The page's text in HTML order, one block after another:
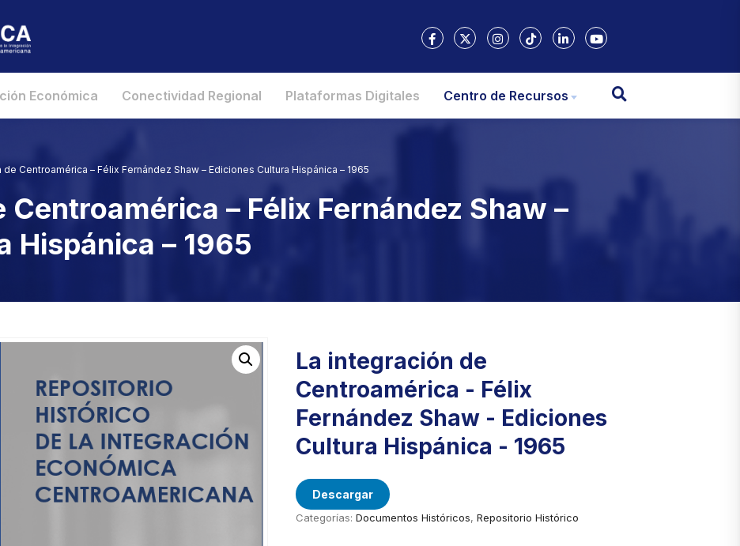
Económica Conectividad Regional Plataformas Digitales Centro de Recursos
Centroamérica – Félix Fernández Shaw – Ediciones Cultura Hispánica – 1965
– Félix Fernández Shaw –
Hispánica – 1965
La integración de
Centroamérica - Félix
Fernández Shaw - Ediciones
Cultura Hispánica - 1965
Descargar
Categorías: Documentos Históricos, Repositorio Histórico